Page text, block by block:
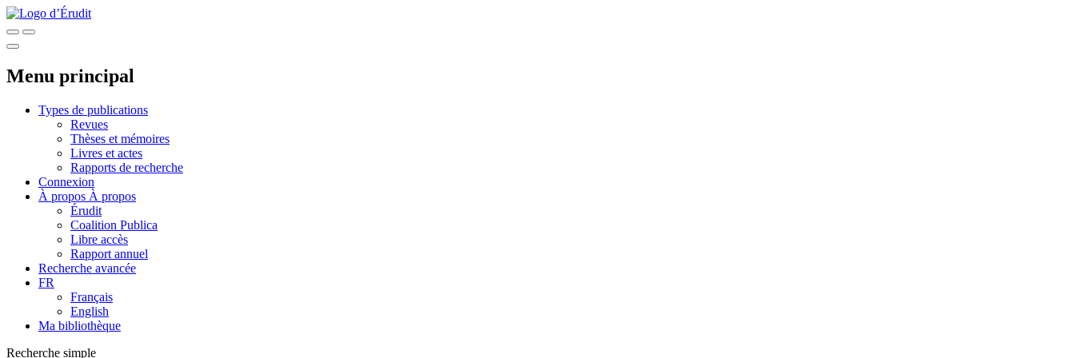
Menu principal
Types de publications
Revues
Thèses et mémoires
Livres et actes
Rapports de recherche
Connexion
À propos À propos
Érudit
Coalition Publica
Libre accès
Rapport annuel
Recherche avancée
FR
Français
English
Ma bibliothèque
Recherche simple